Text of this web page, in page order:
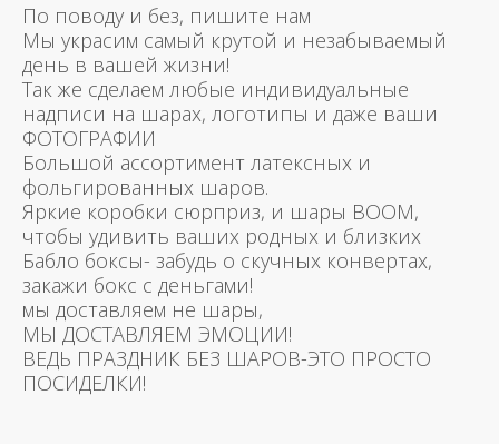
По поводу и без, пишите нам
Мы украсим самый крутой и незабываемый
день в вашей жизни!
Так же сделаем любые индивидуальные
надписи на шарах, логотипы и даже ваши
ФОТОГРАФИИ
Большой ассортимент латексных и
фольгированных шаров.
Яркие коробки сюрприз, и шары BOOM,
чтобы удивить ваших родных и близких
Бабло боксы- забудь о скучных конвертах,
закажи бокс с деньгами!
мы доставляем не шары,
МЫ ДОСТАВЛЯЕМ ЭМОЦИИ!
ВЕДЬ ПРАЗДНИК БЕЗ ШАРОВ-ЭТО ПРОСТО
ПОСИДЕЛКИ!